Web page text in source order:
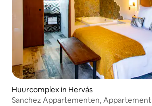
Huurcomplex in Hervás
Sanchez Appartementen, Appartement